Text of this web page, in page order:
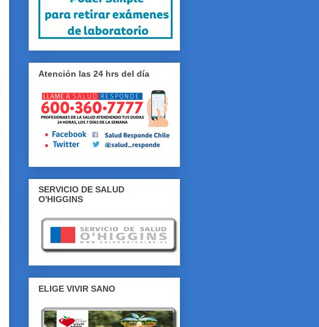
Atención las 24 hrs del día
SERVICIO DE SALUD
O'HIGGINS
ELIGE VIVIR SANO